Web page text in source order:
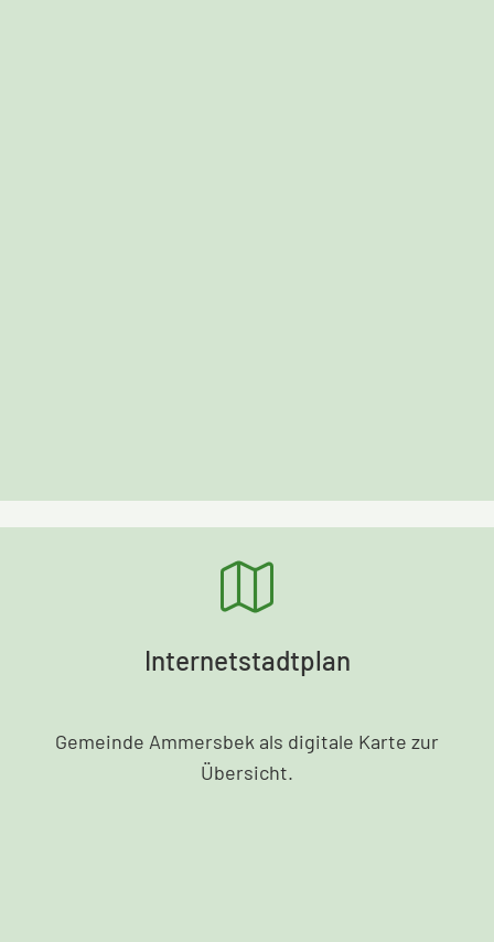
Internetstadtplan
Gemeinde Ammersbek als digitale Karte zur
Übersicht.